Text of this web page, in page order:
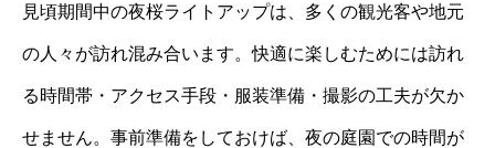
見頃期間中の夜桜ライトアップは、多くの観光客や地元
の人々が訪れ混み合います。快適に楽しむためには訪れ
る時間帯・アクセス手段・服装準備・撮影の工夫が欠か
せません。事前準備をしておけば、夜の庭園での時間が